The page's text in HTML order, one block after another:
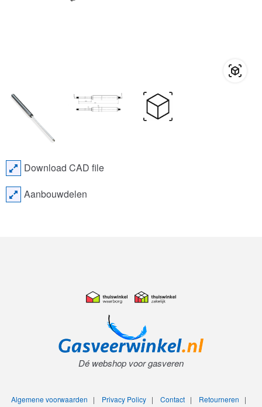
Download CAD file
Aanbouwdelen
Dé webshop voor gasveren
Algemene voorwaarden | Privacy Policy| Contact| Retourneren |